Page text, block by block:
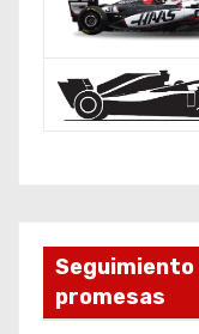
promesas